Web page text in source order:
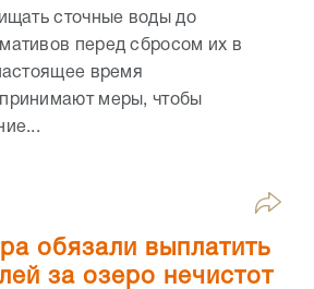
сточные воды до
перед сбросом их в
время
меры, чтобы
обязали выплатить
за озеро нечистот